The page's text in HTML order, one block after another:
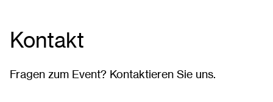
Kontakt
Fragen zum Event? Kontaktieren Sie uns.